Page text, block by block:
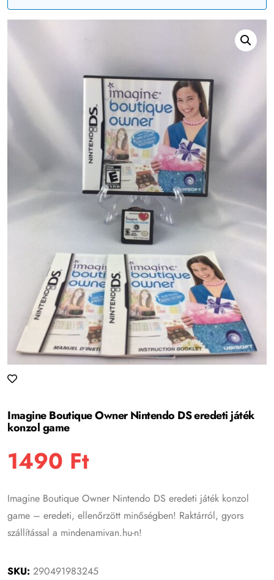
Imagine Boutique Owner Nintendo DS eredeti játék
konzol game
1490 Ft
Imagine Boutique Owner Nintendo DS eredeti játék konzol
game – eredeti, ellenőrzött minőségben! Raktárról, gyors
szállítással a mindenamivan.hu-n!
SKU:290491983245